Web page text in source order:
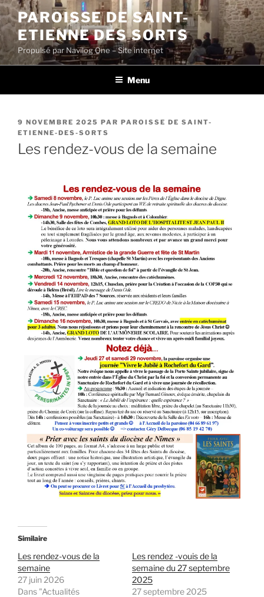
Aller
au
contenu
principal
PAROISSE DE SAINT-
ETIENNE DES SORTS
Propulsé par Navilog One – Site internet
Menu
PUBLIÉ
LE
9 NOVEMBRE 2025 PAR PAROISSE DE SAINT-
ETIENNE-DES-SORTS
Les rendez-vous de la semaine
Similaire
Les rendez-vous de la
semaine
27 juin 2026
Dans "Actualités
Les rendez -vouis de la
semaine du 27 septembre
2025
27 septembre 2025